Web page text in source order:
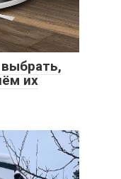
их